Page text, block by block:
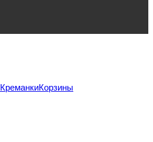
КреманкиКорзины